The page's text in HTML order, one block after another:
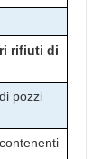
rifiuti di
pozzi